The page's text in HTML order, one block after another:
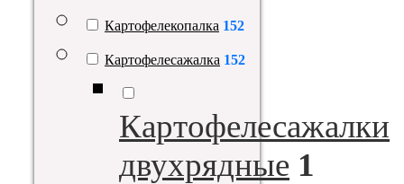
Картофелекопалка 152
Картофелесажалка 152
Картофелесажалки
двухрядные 1